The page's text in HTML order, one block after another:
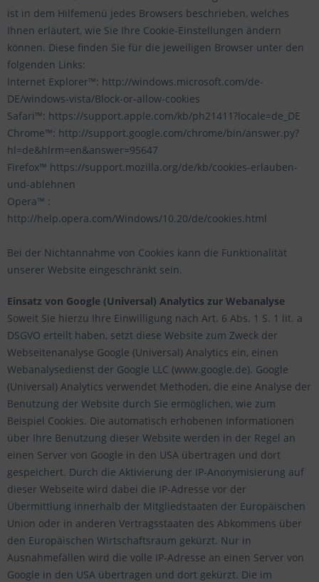
ist in dem Hilfemenü jedes Browsers beschrieben, welches
Ihnen erläutert, wie Sie Ihre Cookie-Einstellungen ändern
können. Diese finden Sie für die jeweiligen Browser unter den
folgenden Links:
Internet Explorer™: http://windows.microsoft.com/de-
DE/windows-vista/Block-or-allow-cookies
Safari™: https://support.apple.com/kb/ph21411?locale=de_DE
Chrome™: http://support.google.com/chrome/bin/answer.py?
hl=de&hlrm=en&answer=95647
Firefox™ https://support.mozilla.org/de/kb/cookies-erlauben-
und-ablehnen
Opera™ :
http://help.opera.com/Windows/10.20/de/cookies.html
Bei der Nichtannahme von Cookies kann die Funktionalität
unserer Website eingeschränkt sein.
Einsatz von Google (Universal) Analytics zur Webanalyse
Soweit Sie hierzu Ihre Einwilligung nach Art. 6 Abs. 1 S. 1 lit. a
DSGVO erteilt haben, setzt diese Website zum Zweck der
Webseitenanalyse Google (Universal) Analytics ein, einen
Webanalysedienst der Google LLC (www.google.de). Google
(Universal) Analytics verwendet Methoden, die eine Analyse der
Benutzung der Website durch Sie ermöglichen, wie zum
Beispiel Cookies. Die automatisch erhobenen Informationen
über Ihre Benutzung dieser Website werden in der Regel an
einen Server von Google in den USA übertragen und dort
gespeichert. Durch die Aktivierung der IP-Anonymisierung auf
dieser Webseite wird dabei die IP-Adresse vor der
Übermittlung innerhalb der Mitgliedstaaten der Europäischen
Union oder in anderen Vertragsstaaten des Abkommens über
den Europäischen Wirtschaftsraum gekürzt. Nur in
Ausnahmefällen wird die volle IP-Adresse an einen Server von
Google in den USA übertragen und dort gekürzt. Die im